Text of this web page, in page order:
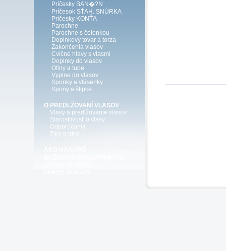
Príčesky BAN�?N
Príčesok SŤAH. SNÚRKA
Príčesky KONŤA
Parochne
Parochne s čelenkou
Doplnkový tovar a torza
Zakončenia vlasov
Cvičné hlavy s vlasmi
Doplnky do vlasov
Ofiny a tupe
Vyplne do vlasov
Sponky a vlásenky
Spony a štipce
O PREDLŽOVANÍ VLASOV
Vlasy a predlžovanie vlasov
Starostlivosť o vlasy
Odporúčania
Tipy a triky